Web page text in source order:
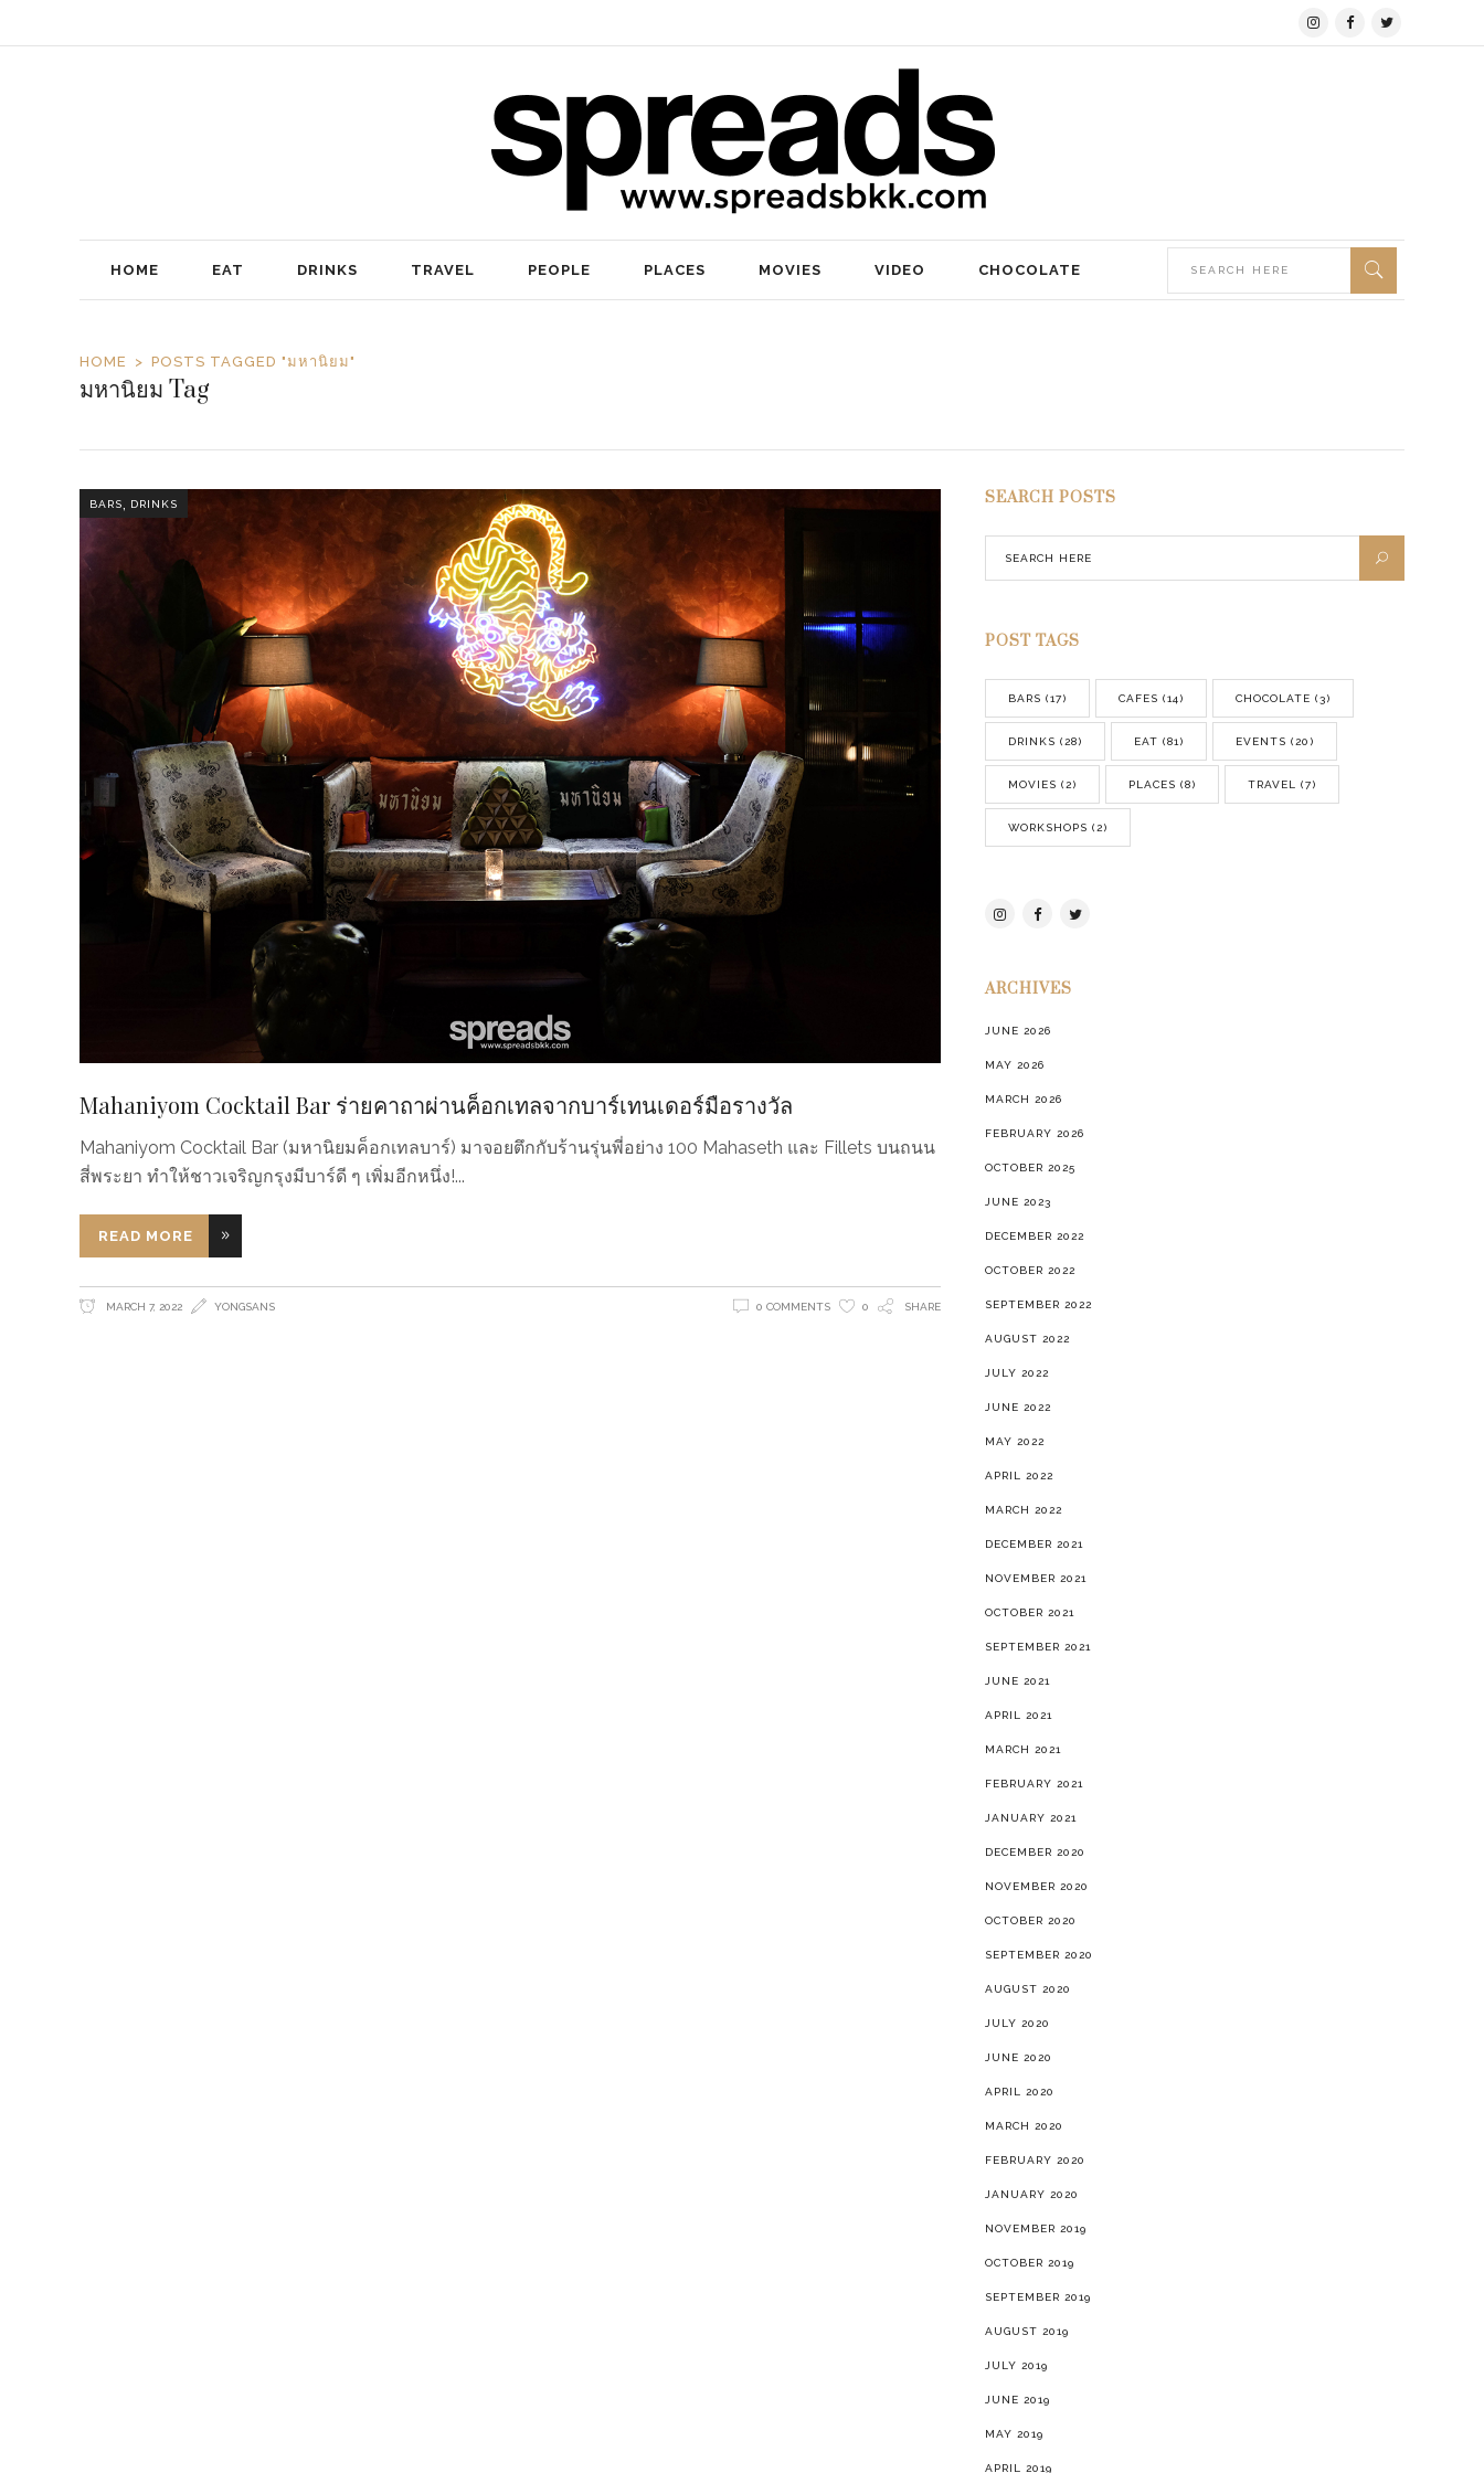
HOME EAT DRINKS TRAVEL PEOPLE PLACES MOVIES VIDEO CHOCOLATE
HOME POSTS TAGGED "มหานิยม"
มหานิยม Tag
BARS, DRINKS
Mahaniyom Cocktail Bar ร่ายคาถาผ่านค็อกเทลจากบาร์เทนเดอร์มือรางวัล
Mahaniyom Cocktail Bar (มหานิยมค็อกเทลบาร์) มาจอยตึกกับร้านรุ่นพี่อย่าง 100 Mahaseth และ Fillets บนถนน
สี่พระยา ทำให้ชาวเจริญกรุงมีบาร์ดี ๆ เพิ่มอีกหนึ่ง!
READ MORE
MARCH 7, 2022 YONGSANS 0 COMMENTS 0 SHARE
SEARCH POSTS
POST TAGS
BARS (17) CAFES (14) CHOCOLATE (3)
DRINKS (28) EAT (81) EVENTS (20)
MOVIES (2) PLACES (8) TRAVEL (7)
WORKSHOPS (2)
ARCHIVES
JUNE 2026
MAY 2026
MARCH 2026
FEBRUARY 2026
OCTOBER 2025
JUNE 2023
DECEMBER 2022
OCTOBER 2022
SEPTEMBER 2022
AUGUST 2022
JULY 2022
JUNE 2022
MAY 2022
APRIL 2022
MARCH 2022
DECEMBER 2021
NOVEMBER 2021
OCTOBER 2021
SEPTEMBER 2021
JUNE 2021
APRIL 2021
MARCH 2021
FEBRUARY 2021
JANUARY 2021
DECEMBER 2020
NOVEMBER 2020
OCTOBER 2020
SEPTEMBER 2020
AUGUST 2020
JULY 2020
JUNE 2020
APRIL 2020
MARCH 2020
FEBRUARY 2020
JANUARY 2020
NOVEMBER 2019
OCTOBER 2019
SEPTEMBER 2019
AUGUST 2019
JULY 2019
JUNE 2019
MAY 2019
APRIL 2019